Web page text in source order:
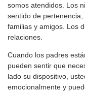
somos atendidos. Los
sentido de
familias y amigos. Los
relaciones.
Cuando los padres
pueden sentir que
lado su dispositivo,
emocionalmente y